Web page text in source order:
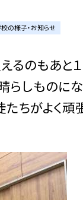
の様子・お知らせ
のもあと１
しものにな
ちがよく頑